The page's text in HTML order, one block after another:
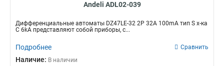
Andeli ADL02-039
Дифференциальные автоматы DZ47LE-32 2P 32A 100mA тип S х-ка
С 6kA представляют собой приборы, с...
Подробнее Сравнить
Наличие: В наличии